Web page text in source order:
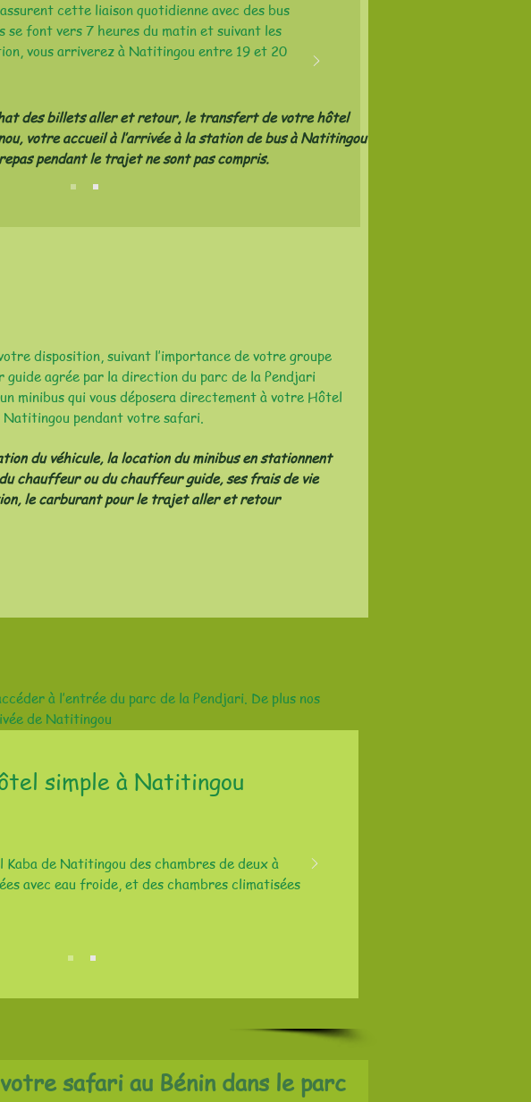
cette liaison quotidienne avec des bus
se font vers 7 heures du matin et suivant les
vous arriverez à Natitingou entre 19 et 20
des billets aller et retour, le transfert de votre hôtel
votre accueil à l’arrivée à la station de bus à Natitingou
pendant le trajet ne sont pas compris.
disposition, suivant l’importance de votre groupe
agrée par la direction du parc de la Pendjari
minibus qui vous déposera directement à votre Hôtel
pendant votre safari.
du véhicule, la location du minibus en stationnent
chauffeur ou du chauffeur guide, ses frais de vie
le carburant pour le trajet aller et retour
à l’entrée du parc de la Pendjari. De plus nos
de Natitingou
simple à Natitingou
Kaba de Natitingou des chambres de deux à
avec eau froide, et des chambres climatisées
safari au Bénin dans le parc